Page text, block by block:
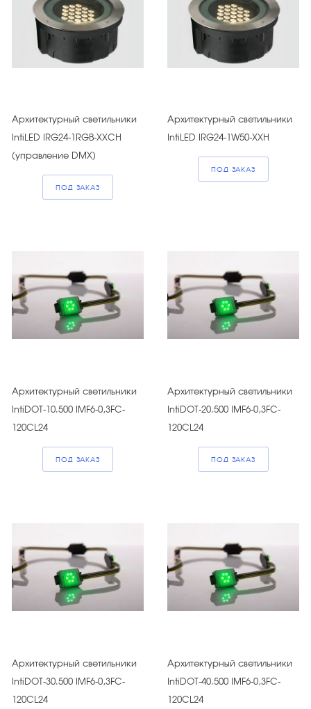
Архитектурный светильники
IntiLED IRG24-1RGB-XXCH
(управление DMX)
ПОД ЗАКАЗ
Архитектурный светильники
IntiLED IRG24-1W50-XXH
ПОД ЗАКАЗ
Архитектурный светильники
IntiDOT-10.500 IMF6-0,3FC-
120CL24
ПОД ЗАКАЗ
Архитектурный светильники
IntiDOT-20.500 IMF6-0,3FC-
120CL24
ПОД ЗАКАЗ
Архитектурный светильники
IntiDOT-30.500 IMF6-0,3FC-
120CL24
Архитектурный светильники
IntiDOT-40.500 IMF6-0,3FC-
120CL24